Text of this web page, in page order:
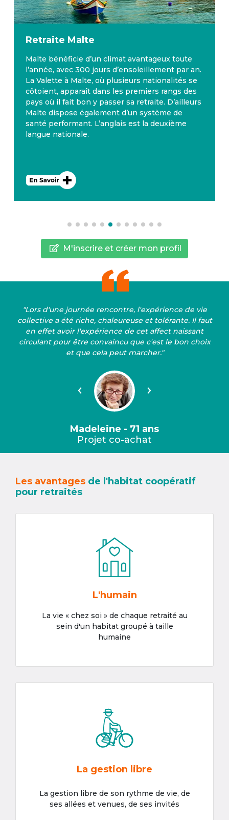
Retraite Malte
Malte bénéficie d’un climat avantageux toute
l’année, avec 300 jours d’ensoleillement par an.
La Valette à Malte, où plusieurs nationalités se
côtoient, apparaît dans les premiers rangs des
pays où il fait bon y passer sa retraite. D’ailleurs
Malte dispose également d’un système de
santé performant. L’anglais est la deuxième
langue nationale.
M'inscrire et créer mon profil
"Lors d'une journée rencontre, l'expérience de vie
collective a été riche, chaleureuse et tolérante. Il faut
en effet avoir l'expérience de cet affect naissant
circulant pour être convaincu que c'est le bon choix
et que cela peut marcher."
Précédent Suivant
Madeleine - 71 ans
Projet co-achat
Les avantages de l'habitat coopératif
pour retraités
L'humain
La vie « chez soi » de chaque retraité au
sein d'un habitat groupé à taille
humaine
La gestion libre
La gestion libre de son rythme de vie, de
ses allées et venues, de ses invités